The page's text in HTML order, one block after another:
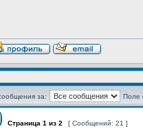
за: Поле
Страница 1 из 2 [ Сообщений: 21 ]